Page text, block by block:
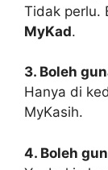
Tidak perlu.
MyKad.
3. Boleh
Hanya di
MyKasih.
4. Boleh